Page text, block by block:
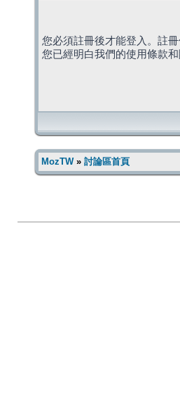
您必須註冊後才能登入。註
您已經明白我們的使用條款
MozTW» 討論區首頁